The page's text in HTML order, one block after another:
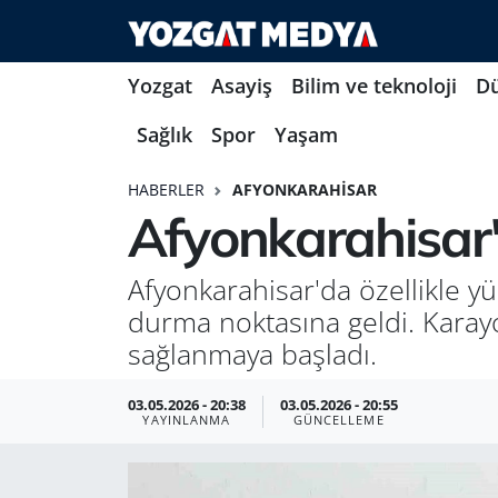
Yozgat Asayiş Bilim ve teknoloji
Sağlık
Spor Yaşam
HABERLER AFYONKARAHISAR
Afyonkarahisar'da özellikle
durma noktasına geldi.
sağlanmaya başladı.
03.05.2026 - 20:38
YAYINLANMA
03.05.2026 - 20:55
GÜNCELLEME